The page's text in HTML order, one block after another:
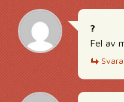
?
Fel av
Svara